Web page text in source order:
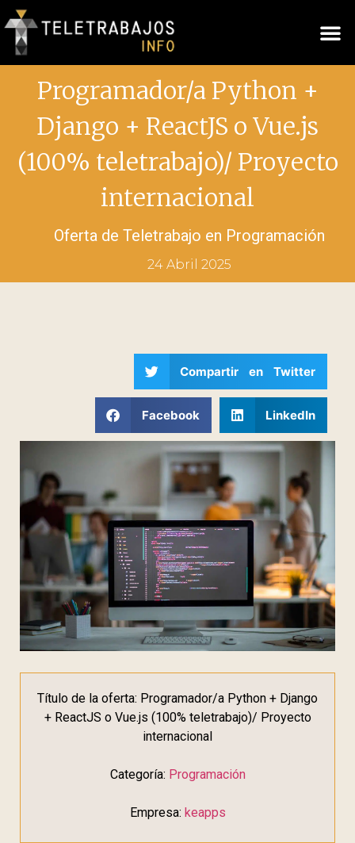
Programador/a Python +
Django + ReactJS o Vue.js
(100% teletrabajo)/ Proyecto
internacional
Oferta de Teletrabajo en Programación
24 Abril 2025
Compartir en Twitter
Facebook LinkedIn
Título de la oferta: Programador/a Python + Django
+ ReactJS o Vue.js (100% teletrabajo)/ Proyecto
internacional
Categoría: Programación
Empresa: keapps